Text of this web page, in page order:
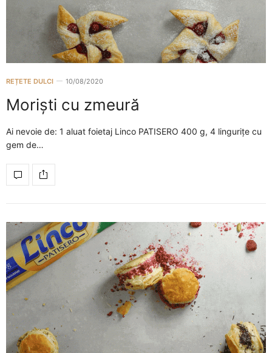
REȚETE DULCI 10/08/2020
Moriști cu zmeură
Ai nevoie de: 1 aluat foietaj Linco PATISERO 400 g, 4 lingurițe cu
gem de…